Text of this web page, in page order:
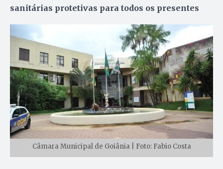
sanitárias protetivas para todos os presentes
Câmara Municipal de Goiânia | Foto: Fabio Costa